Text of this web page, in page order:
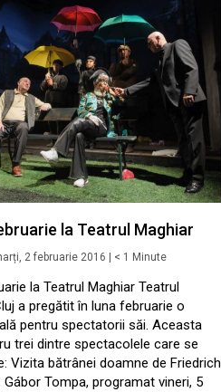
la Teatrul Maghiar
2 februarie 2016 < 1 Minute
la Teatrul Maghiar Teatrul
a pregătit în luna februarie o
pentru spectatorii săi. Aceasta
trei dintre spectacolele care se
Vizita bătrânei doamne de Friedrich
Gábor Tompa, programat vineri, 5